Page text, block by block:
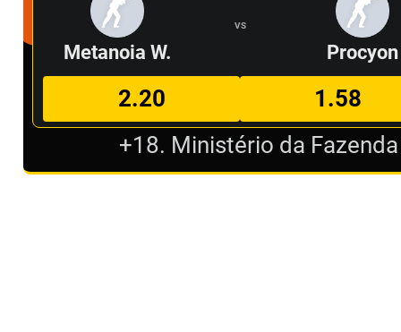
Metanoia W.
VS
Procyon
2.20
1.58
+18. Ministério da